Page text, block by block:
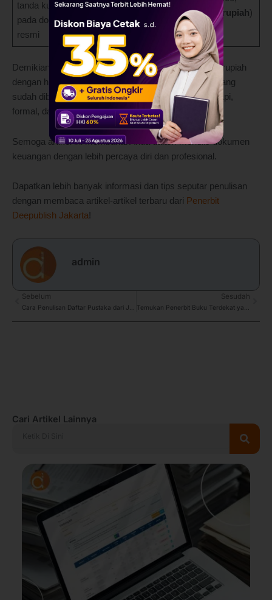
tanda kurung
pada dokumen
resmi
(Dua juta rupiah)
Demikian penjelasan lengkap tentang cara penulisan rupiah
dengan huruf yang benar. Dengan mengikuti aturan yang
sudah dibahas, Anda bisa membuat dokumen lebih rapi,
formal, dan terhindar dari kesalahan interpretasi.
Semoga artikel ini membantu Anda dalam menulis dokumen
keuangan dengan lebih percaya diri dan profesional.
Dapatkan lebih banyak informasi dan tips seputar penulisan
dengan membaca artikel-artikel terbaru dari Penerbit
Deepublish Jakarta!
admin
Prev
Sebelum Sesudah
Cari Artikel Lainnya